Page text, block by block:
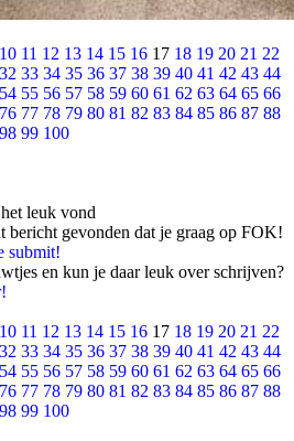
10 11 12 13 14 15 16 17 18 19 20 21 22
32 33 34 35 36 37 38 39 40 41 42 43 44
54 55 56 57 58 59 60 61 62 63 64 65 66
76 77 78 79 80 81 82 83 84 85 86 87 88
98 99 100
leuk vond
bericht gevonden dat je graag op FOK!
submit!
en kun je daar leuk over schrijven?
10 11 12 13 14 15 16 17 18 19 20 21 22
32 33 34 35 36 37 38 39 40 41 42 43 44
54 55 56 57 58 59 60 61 62 63 64 65 66
76 77 78 79 80 81 82 83 84 85 86 87 88
98 99 100